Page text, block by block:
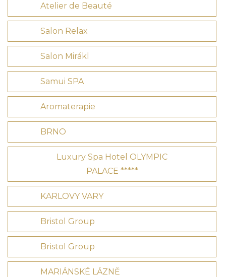
Atelier de Beauté
Salon Relax
Salon Mirákl
Samui SPA
Aromaterapie
BRNO
Luxury Spa Hotel OLYMPIC
PALACE *****
KARLOVY VARY
Bristol Group
Bristol Group
MARIÁNSKÉ LÁZNĚ